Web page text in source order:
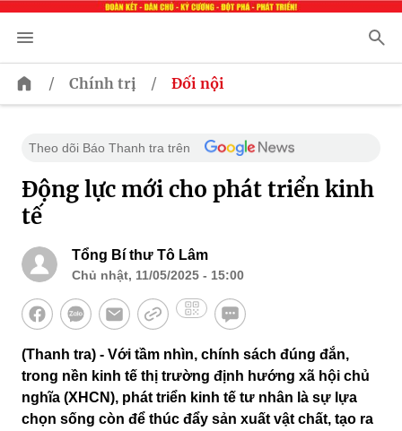
/ Chính trị / Đối nội
Theo dõi Báo Thanh tra trên
Động lực mới cho phát triển kinh
tế
Tổng Bí thư Tô Lâm
Chủ nhật, 11/05/2025 - 15:00
(Thanh tra) - Với tầm nhìn, chính sách đúng đắn,
trong nền kinh tế thị trường định hướng xã hội chủ
nghĩa (XHCN), phát triển kinh tế tư nhân là sự lựa
chọn sống còn để thúc đẩy sản xuất vật chất, tạo ra